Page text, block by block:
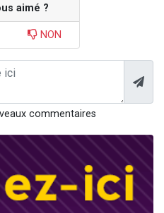
aimé ?
NON
commentaires